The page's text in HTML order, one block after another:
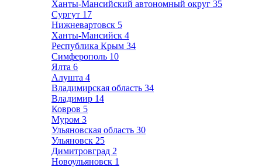
Ханты-Мансийский автономный округ 35
Сургут 17
Нижневартовск 5
Ханты-Мансийск 4
Республика Крым 34
Симферополь 10
Ялта 6
Алушта 4
Владимирская область 34
Владимир 14
Ковров 5
Муром 3
Ульяновская область 30
Ульяновск 25
Димитровград 2
Новоульяновск 1